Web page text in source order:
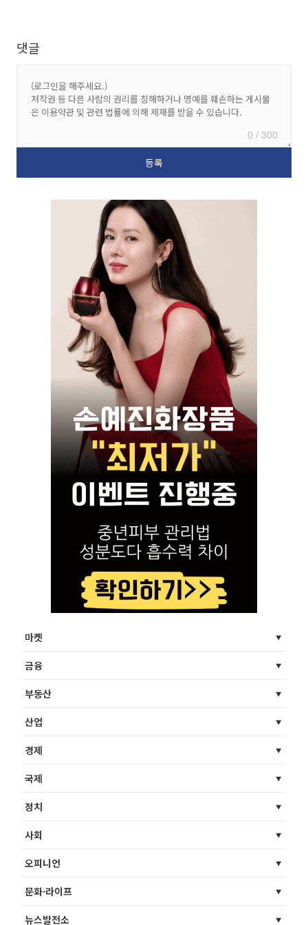
댓글
0 / 300
마켓
금융
부동산
산업
경제
국제
정치
사회
오피니언
문화·라이프
뉴스발전소